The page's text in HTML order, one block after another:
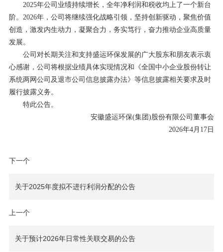
2025年公司业绩持续增长，全年净利润和税收均上了一个新台
阶。2026年，公司将继续强化战略引领，坚持创新驱动，聚焦价值
创造，激发内生动力，凝聚合力，务实笃行，奋力推动企业高质量
发展。
公司对长期关注和支持盛运环保发展的广大股东和朋友表示衷
心感谢，公司将根据业绩具体实现情况和《全国中小企业股份转让
系统两网公司及退市公司信息披露办法》等信息披露相关要求及时
履行披露义务。
特此公告。
安徽盛运环保(集团)股份有限公司董事会
2026年4月17日
下一个
关于2025年度拟不进行利润分配的公告
上一个
关于预计2026年日常性关联交易的公告